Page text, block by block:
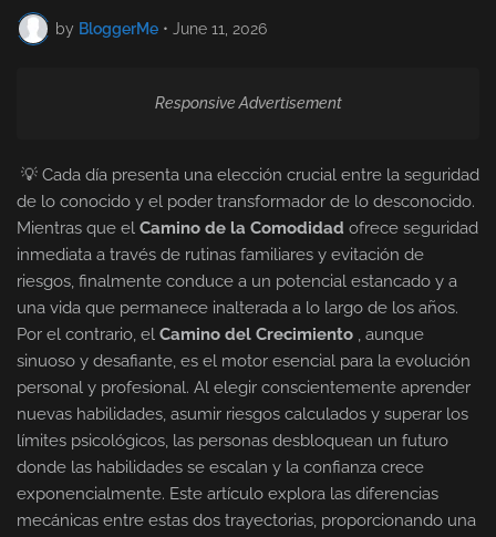
by BloggerMe • June 11, 2026
Responsive Advertisement
💡 Cada día presenta una elección crucial entre la seguridad
de lo conocido y el poder transformador de lo desconocido.
Mientras que el Camino de la Comodidad ofrece seguridad
inmediata a través de rutinas familiares y evitación de
riesgos, finalmente conduce a un potencial estancado y a
una vida que permanece inalterada a lo largo de los años.
Por el contrario, el Camino del Crecimiento , aunque
sinuoso y desafiante, es el motor esencial para la evolución
personal y profesional. Al elegir conscientemente aprender
nuevas habilidades, asumir riesgos calculados y superar los
límites psicológicos, las personas desbloquean un futuro
donde las habilidades se escalan y la confianza crece
exponencialmente. Este artículo explora las diferencias
mecánicas entre estas dos trayectorias, proporcionando una